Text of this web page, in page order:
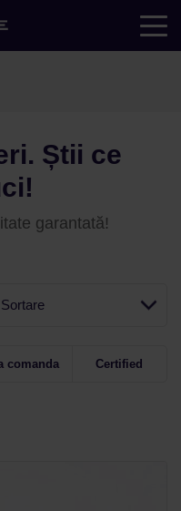
Știi ce
garantată!
Sortare
comanda Certified